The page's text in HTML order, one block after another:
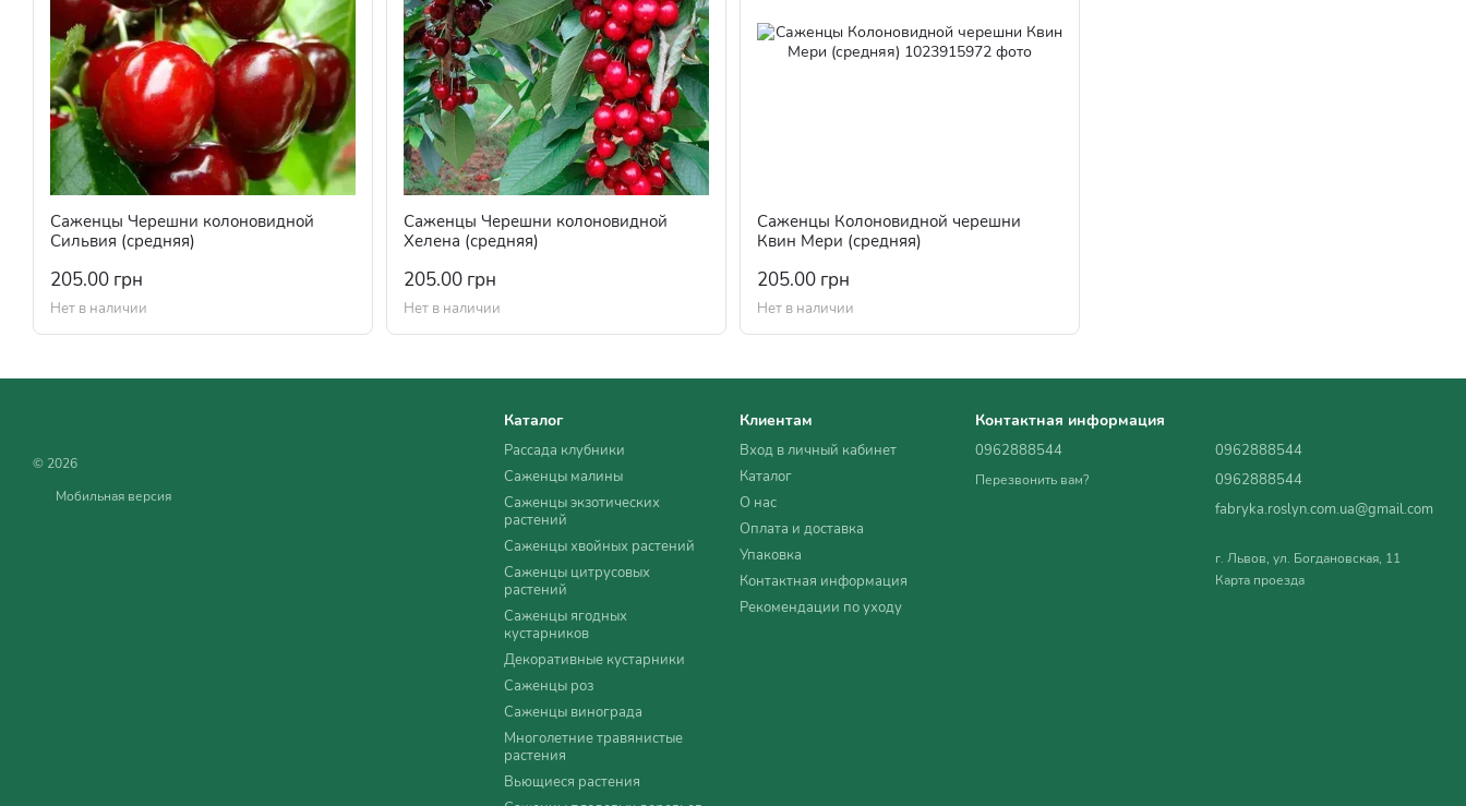
Саженцы Черешни колоновидной
Сильвия (средняя)
205.00 грн
Нет в наличии
Саженцы Черешни колоновидной
Хелена (средняя)
205.00 грн
Нет в наличии
Саженцы Колоновидной черешни
Квин Мери (средняя)
205.00 грн
Нет в наличии
© 2026
Мобильная версия
Каталог
Рассада клубники
Саженцы малины
Саженцы экзотических
растений
Саженцы хвойных растений
Саженцы цитрусовых
растений
Саженцы ягодных
кустарников
Декоративные кустарники
Саженцы роз
Саженцы винограда
Многолетние травянистые
растения
Вьющиеся растения
Клиентам
Вход в личный кабинет
Каталог
О нас
Оплата и доставка
Упаковка
Контактная информация
Рекомендации по уходу
Контактная информация
0962888544
Перезвонить вам?
0962888544
0962888544
fabryka.roslyn.com.ua@gmail.com
г. Львов, ул. Богдановская, 11
Карта проезда